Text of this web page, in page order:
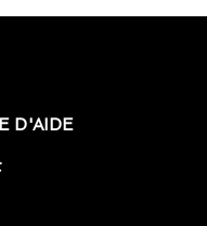
D'AIDE